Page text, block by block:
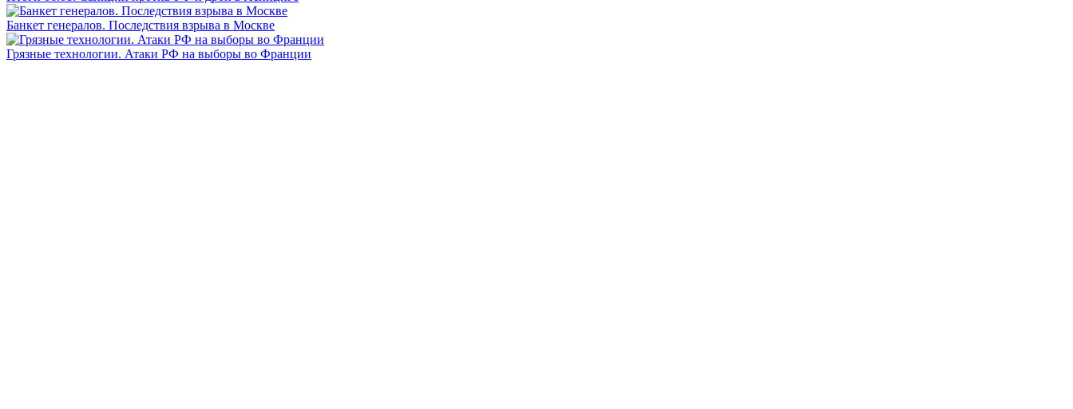
Банкет генералов. Последствия взрыва в Москве
Грязные технологии. Атаки РФ на выборы во Франции